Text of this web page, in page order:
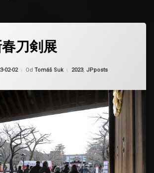
刀剣展
02-02 Od Tomáš Suk Kategorie:
2023, JPposts